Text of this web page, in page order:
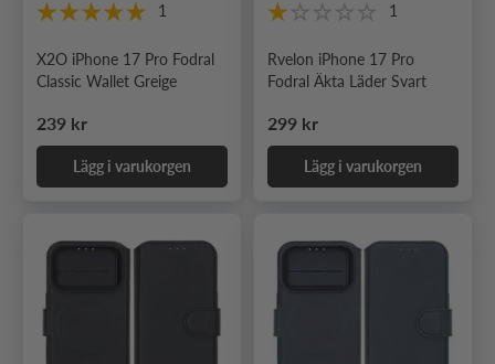
1
X2O iPhone 17 Pro Fodral
Classic Wallet Greige
Ordinarie pris
239 kr
Lägg i varukorgen
1
Rvelon iPhone 17 Pro
Fodral Äkta Läder Svart
Ordinarie pris
299 kr
Lägg i varukorgen